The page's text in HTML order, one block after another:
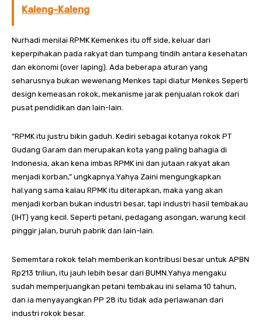
Kaleng-Kaleng
Nurhadi menilai RPMK Kemenkes itu off side, keluar dari
keperpihakan pada rakyat dan tumpang tindih antara kesehatan
dan ekonomi (over laping). Ada beberapa aturan yang
seharusnya bukan wewenang Menkes tapi diatur Menkes Seperti
design kemeasan rokok, mekanisme jarak penjualan rokok dari
pusat pendidikan dan lain-lain.
“RPMK itu justru bikin gaduh. Kediri sebagai kotanya rokok PT
Gudang Garam dan merupakan kota yang paling bahagia di
Indonesia, akan kena imbas RPMK ini dan jutaan rakyat akan
menjadi korban,” ungkapnya.Yahya Zaini mengungkapkan
hal.yang sama kalau RPMK itu diterapkan, maka yang akan
menjadi korban bukan industri besar, tapi industri hasil tembakau
(IHT) yang kecil. Seperti petani, pedagang asongan, warung kecil
pinggir jalan, buruh pabrik dan lain-lain.
Sememtara rokok telah memberikan kontribusi besar untuk APBN
Rp213 triliun, itu jauh lebih besar dari BUMN.Yahya mengaku
sudah memperjuangkan petani tembakau ini selama 10 tahun,
dan ia menyayangkan PP 28 itu tidak ada perlawanan dari
industri rokok besar.